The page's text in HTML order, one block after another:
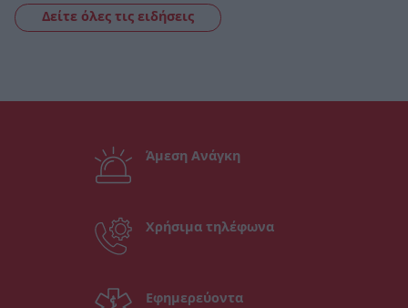
Δείτε όλες τις ειδήσεις
Άμεση Ανάγκη
Χρήσιμα τηλέφωνα
Εφημερεύοντα